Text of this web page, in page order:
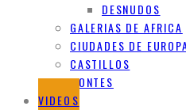
DESNUDOS
GALERIAS DE AFRICA
CIUDADES DE
CASTILLOS
MONTES
VIDEOS